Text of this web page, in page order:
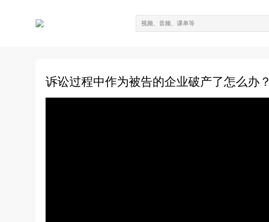
诉讼过程中作为被告的企业破产了怎么办？